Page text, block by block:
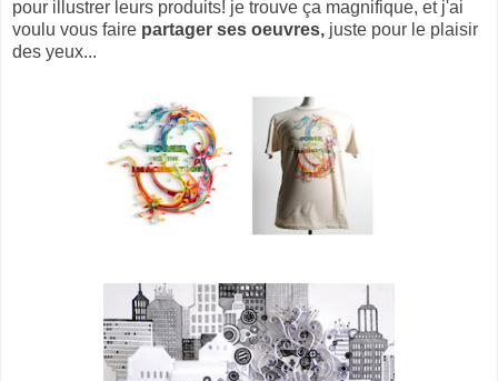
pour illustrer leurs produits! je trouve ça magnifique, et j'ai
voulu vous faire partager ses oeuvres, juste pour le plaisir
des yeux...